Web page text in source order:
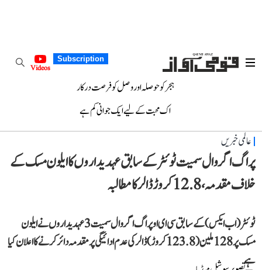
Subscription
Videos
ہجر کو حوصلہ اور وصل کو فرصت درکار
اک محبت کے لیے ایک جوانی کم ہے
عالمی خبریں
پراگ اگروال سمیت ٹوئٹر کے سابق عہدیداروں کا ایلون مسک کے
خلاف مقدمہ، 12.8 کروڑ ڈالر کا مطالبہ
ٹوئٹر (اب ایکس) کے سابق سی ای او پراگ اگروال سمیت 3 عہدیداروں نے ایلون
مسک پر 128 ملین (123.8 کروڑ) ڈالر کی عدم ادائیگی پر مقدمہ دائر کرنے کا اعلان کیا
ہے